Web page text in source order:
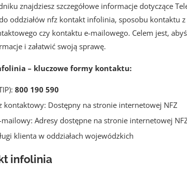
znajdziesz szczegółowe informacje dotyczące
oddziałów nfz kontakt infolinia, sposobu kontaktu
czy kontaktu e-mailowego. Celem jest,
i załatwić swoją sprawę.
– kluczowe formy kontaktu:
800 190 590
kontaktowy: Dostępny na stronie internetowej NFZ
Adresy dostępne na stronie internetowej
klienta w oddziałach wojewódzkich
infolinia